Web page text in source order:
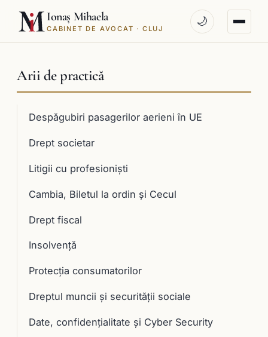
Ionaș Mihaela
CABINET DE AVOCAT · CLUJ
🌙
Arii de practică
Despăgubiri pasagerilor aerieni în UE
Drept societar
Litigii cu profesioniști
Cambia, Biletul la ordin și Cecul
Drept fiscal
Insolvență
Protecția consumatorilor
Dreptul muncii și securității sociale
Date, confidențialitate și Cyber Security